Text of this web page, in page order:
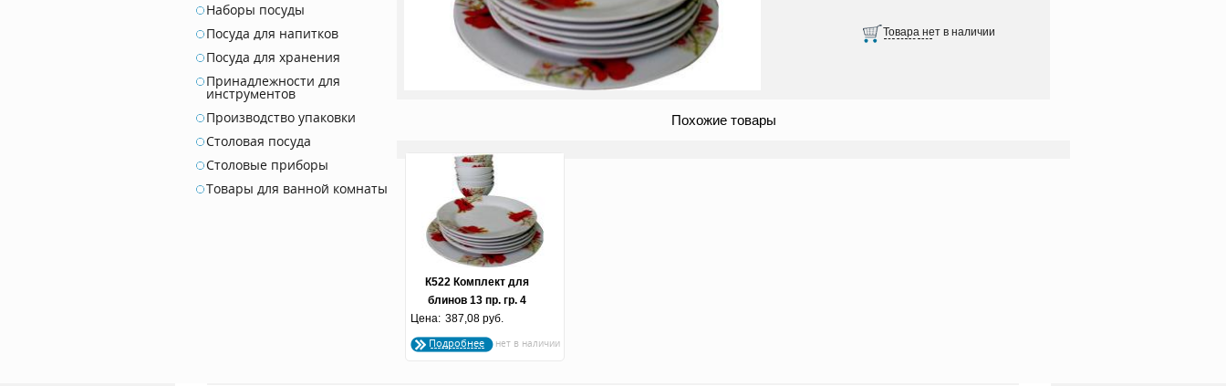
Наборы посуды
Посуда для напитков
Посуда для хранения
Принадлежности для
инструментов
Производство упаковки
Столовая посуда
Столовые приборы
Товары для ванной комнаты
Похожие товары
К522 Комплект для
блинов 13 пр. гр. 4
"Красные маки"
Цена: 387,08 руб.
Подробнее